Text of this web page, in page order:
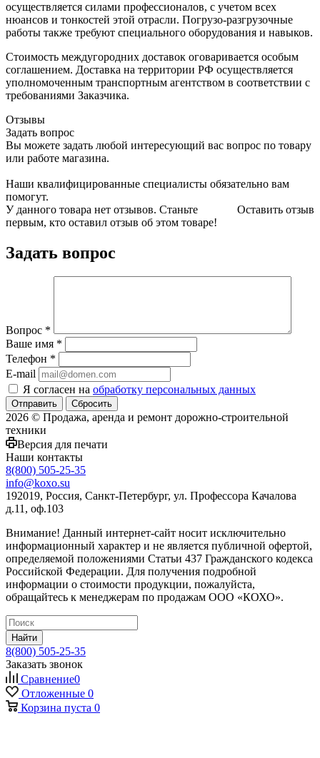
осуществляется силами профессионалов, с учетом всех
нюансов и тонкостей этой отрасли. Погрузо-разгрузочные
работы также требуют специального оборудования и навыков.
Стоимость междугородних доставок оговаривается особым
соглашением. Доставка на территории РФ осуществляется
уполномоченным транспортным агентством в соответствии с
требованиями Заказчика.
Отзывы
Задать вопрос
Вы можете задать любой интересующий вас вопрос по товару
или работе магазина.
Наши квалифицированные специалисты обязательно вам
помогут.
Оставить отзыв
У данного товара нет отзывов. Станьте
первым, кто оставил отзыв об этом товаре!
Задать вопрос
Вопрос *
Ваше имя *
Телефон *
E-mail
Я согласен на обработку персональных данных
Сбросить
2026 © Продажа, аренда и ремонт дорожно-строительной
техники
Версия для печати
Наши контакты
8(800) 505-25-35
info@koxo.su
192019, Россия, Санкт-Петербург, ул. Профессора Качалова
д.11, оф.103
Внимание! Данный интернет-сайт носит исключительно
информационный характер и не является публичной офертой,
определяемой положениями Статьи 437 Гражданского кодекса
Российской Федерации. Для получения подробной
информации о стоимости продукции, пожалуйста,
обращайтесь к менеджерам по продажам ООО «КОХО».
Найти
8(800) 505-25-35
Заказать звонок
Сравнение0
Отложенные 0
Корзина пуста 0